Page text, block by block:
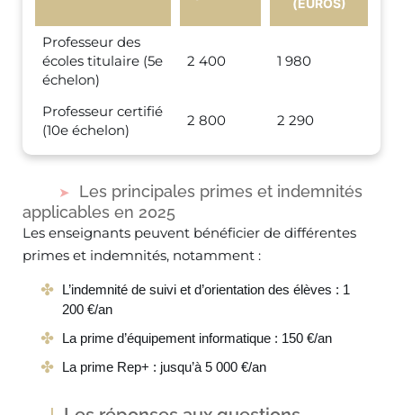
(EUROS)
Professeur des
écoles titulaire (5e
échelon)
2 400 1 980
Professeur certifié
(10e échelon)
2 800 2 290
Les principales primes et indemnités
applicables en 2025
Les enseignants peuvent bénéficier de différentes
primes et indemnités, notamment :
L’indemnité de suivi et d’orientation des élèves : 1
200 €/an
La prime d’équipement informatique : 150 €/an
La prime Rep+ : jusqu’à 5 000 €/an